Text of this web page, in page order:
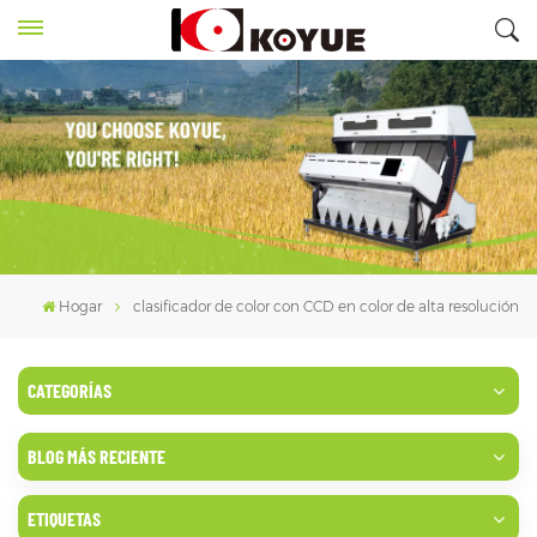
Hogar clasificador de color con CCD en color de alta resolución
CATEGORÍAS
BLOG MÁS RECIENTE
ETIQUETAS